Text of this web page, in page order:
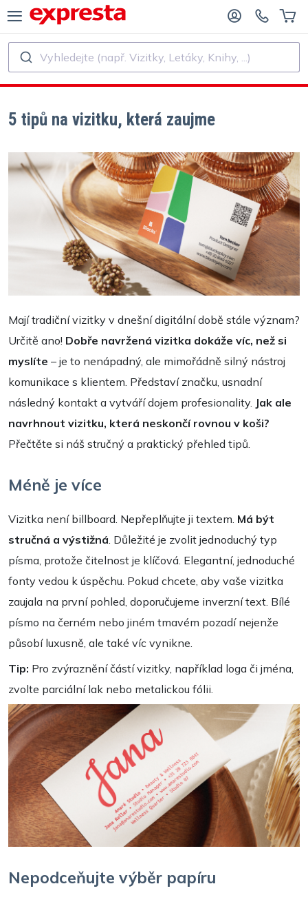
Samolepky a etikety
PRODUKTY
NAKLADATELSTVÍ A AUTORY
Vyhledejte (např. Vizitky, Letáky, Knihy, ...)
5 tipů na vizitku, která zaujme
Mají tradiční vizitky v dnešní digitální době stále význam?
Určitě ano! Dobře navržená vizitka dokáže víc, než si
myslíte – je to nenápadný, ale mimořádně silný nástroj
komunikace s klientem. Představí značku, usnadní
následný kontakt a vytváří dojem profesionality. Jak ale
navrhnout vizitku, která neskončí rovnou v koši?
Přečtěte si náš stručný a praktický přehled tipů.
Méně je více
Vizitka není billboard. Nepřeplňujte ji textem. Má být
stručná a výstižná . Důležité je zvolit jednoduchý typ
písma, protože čitelnost je klíčová. Elegantní, jednoduché
fonty vedou k úspěchu. Pokud chcete, aby vaše vizitka
zaujala na první pohled, doporučujeme inverzní text. Bílé
písmo na černém nebo jiném tmavém pozadí nejenže
působí luxusně, ale také víc vynikne.
Tip: Pro zvýraznění částí vizitky, například loga či jména,
zvolte parciální lak nebo metalickou fólii.
Nepodceňujte výběr papíru